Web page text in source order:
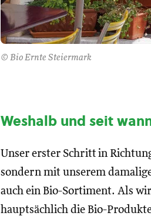
© Bio Ernte Steiermark
Weshalb und seit
Unser erster Schritt in
sondern mit unserem
auch ein Bio-Sortiment. Als
hauptsächlich die Bio-